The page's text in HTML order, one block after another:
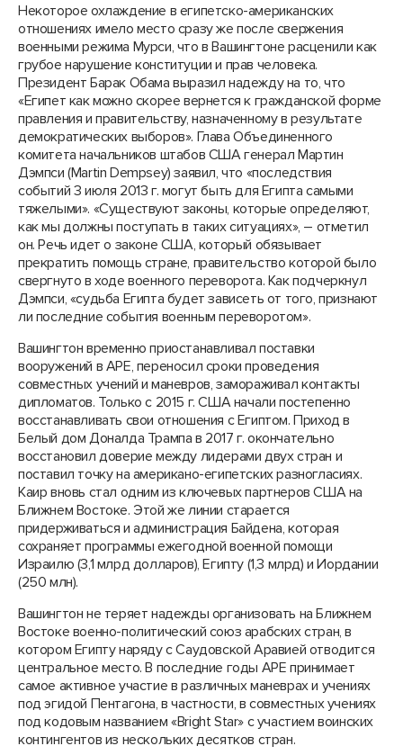
Некоторое охлаждение в египетско-американских
отношениях имело место сразу же после свержения
военными режима Мурси, что в Вашингтоне расценили как
грубое нарушение конституции и прав человека.
Президент Барак Обама выразил надежду на то, что
«Египет как можно скорее вернется к гражданской форме
правления и правительству, назначенному в результате
демократических выборов». Глава Объединенного
комитета начальников штабов США генерал Мартин
Дэмпси (Martin Dempsey) заявил, что «последствия
событий 3 июля 2013 г. могут быть для Египта самыми
тяжелыми». «Существуют законы, которые определяют,
как мы должны поступать в таких ситуациях», – отметил
он. Речь идет о законе США, который обязывает
прекратить помощь стране, правительство которой было
свергнуто в ходе военного переворота. Как подчеркнул
Дэмпси, «судьба Египта будет зависеть от того, признают
ли последние события военным переворотом».
Вашингтон временно приостанавливал поставки
вооружений в АРЕ, переносил сроки проведения
совместных учений и маневров, замораживал контакты
дипломатов. Только с 2015 г. США начали постепенно
восстанавливать свои отношения с Египтом. Приход в
Белый дом Доналда Трампа в 2017 г. окончательно
восстановил доверие между лидерами двух стран и
поставил точку на американо-египетских разногласиях.
Каир вновь стал одним из ключевых партнеров США на
Ближнем Востоке. Этой же линии старается
придерживаться и администрация Байдена, которая
сохраняет программы ежегодной военной помощи
Израилю (3,1 млрд долларов), Египту (1,3 млрд) и Иордании
(250 млн).
Вашингтон не теряет надежды организовать на Ближнем
Востоке военно-политический союз арабских стран, в
котором Египту наряду с Саудовской Аравией отводится
центральное место. В последние годы АРЕ принимает
самое активное участие в различных маневрах и учениях
под эгидой Пентагона, в частности, в совместных учениях
под кодовым названием «Bright Star» с участием воинских
контингентов из нескольких десятков стран.